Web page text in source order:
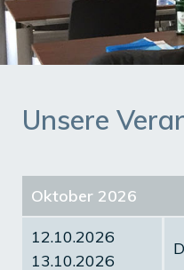
Unsere
Oktober 2026
12.10.2026
13.10.2026